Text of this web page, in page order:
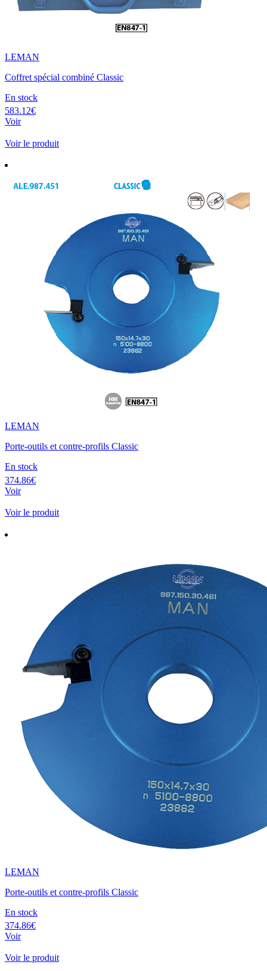
LEMAN
Coffret spécial combiné Classic
En stock
583.12€
Voir
Voir le produit
LEMAN
Porte-outils et contre-profils Classic
En stock
374.86€
Voir
Voir le produit
LEMAN
Porte-outils et contre-profils Classic
En stock
374.86€
Voir
Voir le produit